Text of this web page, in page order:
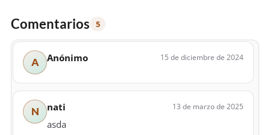
Comentarios 5
A Anónimo 15 de diciembre de 2024
N nati 13 de marzo de 2025
asda